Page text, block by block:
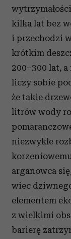
kilka lat bez
i przechodzi
krótkim
200–300 lat,
liczy sobie
że takie
litrów wody
niezwykle
arganowca
wiec
elementem
z wielkimi
barierę